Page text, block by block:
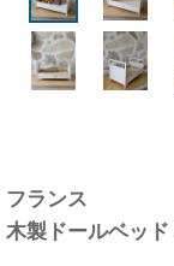
フランス
木製ドールベッド